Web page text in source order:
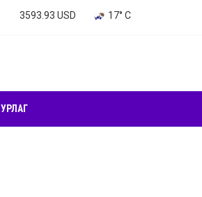
3593.93 USD 17° C